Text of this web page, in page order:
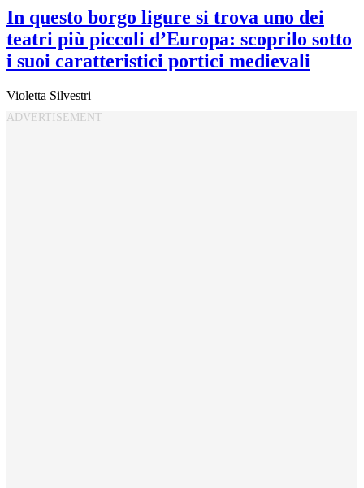
In questo borgo ligure si trova uno dei
teatri più piccoli d’Europa: scoprilo sotto
i suoi caratteristici portici medievali
Violetta Silvestri